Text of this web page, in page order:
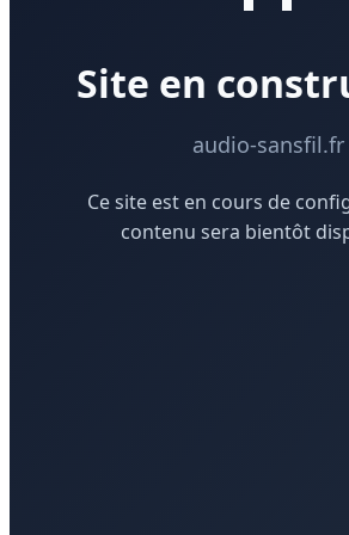
Site en
audio-sansfil.fr
Ce site est en cours de
contenu sera bientôt